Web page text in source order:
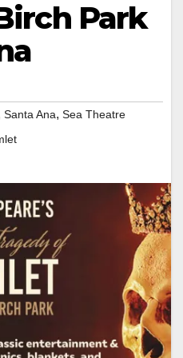
Park
Santa Ana, Sea Theatre